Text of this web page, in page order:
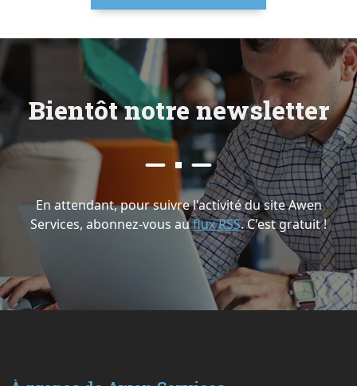
Bientôtnotrenewsletter
En attendant, pour suivre l'activité du site Awen
Services, abonnez-vous auflux RSS. C'est gratuit !